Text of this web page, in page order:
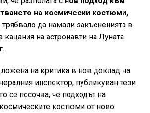
на космически костюми,
трябвало да намали закъсненията в
кацания на астронавти на Луната
на критика в нов доклад на
инспектор, публикуван тези
се посочва, че подходът на
костюми от ново